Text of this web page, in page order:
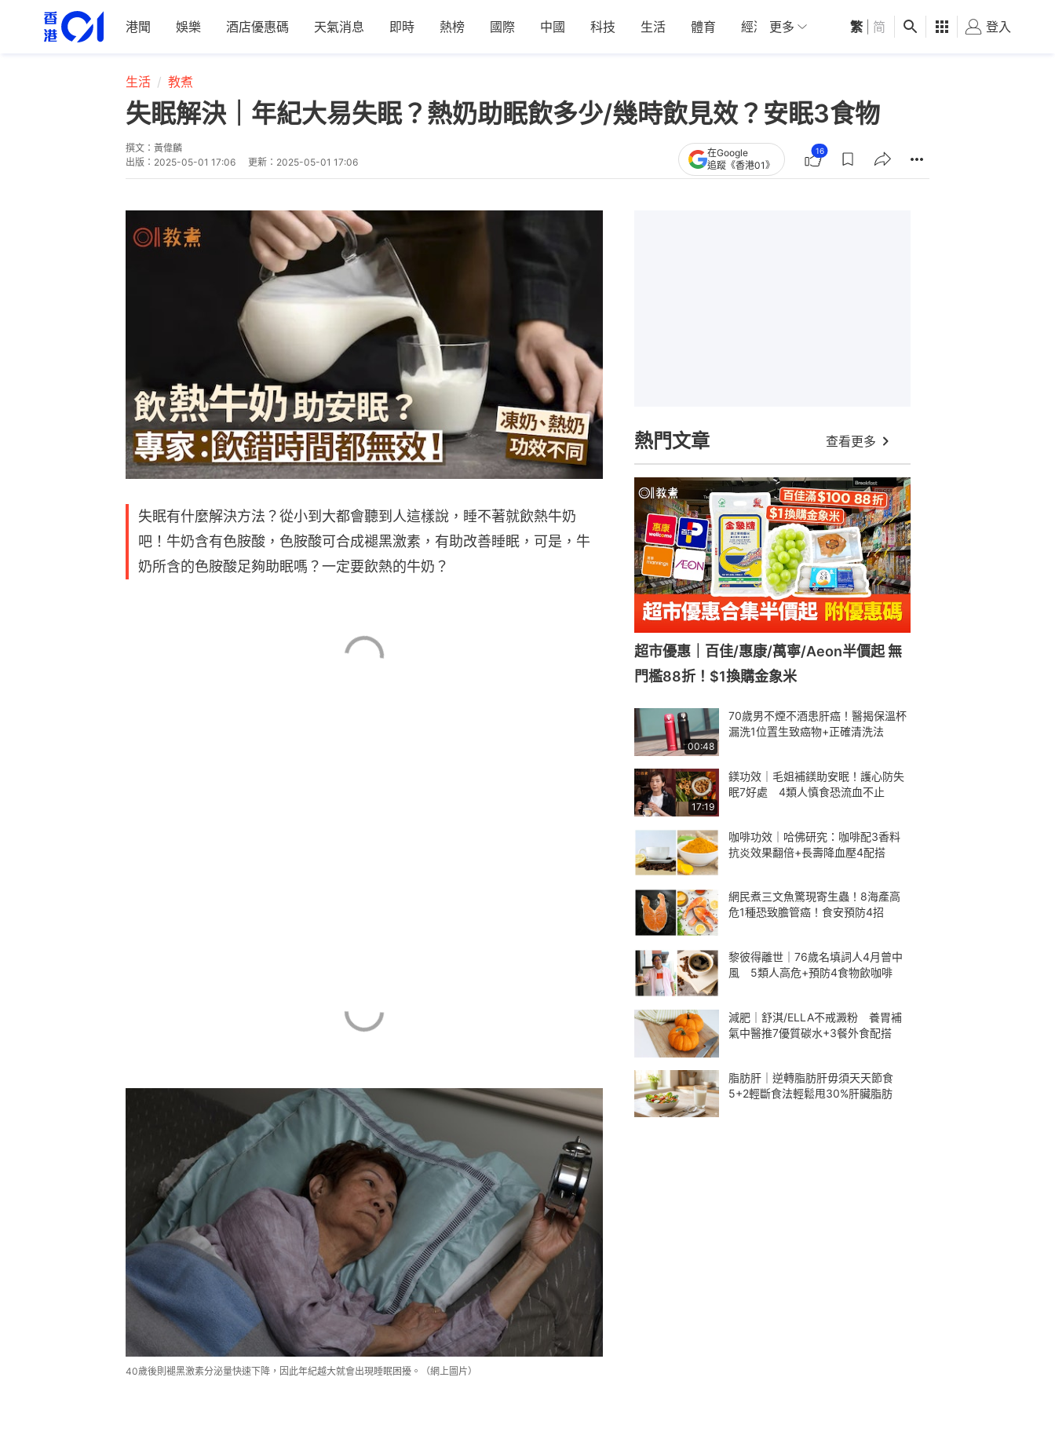
港聞 娛樂 酒店優惠碼 天氣消息 即時 熱榜 國際 中國 科技 生活 體育 經濟 01深圳 觀點 健康 好食玩飛
更多 繁 简 登入
生活 教煮
失眠解決｜年紀大易失眠？熱奶助眠飲多少/幾時飲見效？安眠3食物
撰文： 黃偉麟
出版： 2025-05-01 17:06 更新： 2025-05-01 17:06
在Google
追蹤《香港01》
16
失眠有什麼解決方法？從小到大都會聽到人這樣說，睡不著就飲熱牛奶
吧！牛奶含有色胺酸，色胺酸可合成褪黑激素，有助改善睡眠，可是，牛
奶所含的色胺酸足夠助眠嗎？一定要飲熱的牛奶？
40歲後則褪黑激素分泌量快速下降，因此年紀越大就會出現睡眠困擾。（網上圖片）
熱門文章 查看更多
超市優惠｜百佳/惠康/萬寧/Aeon半價起 無
門檻88折！$1換購金象米
00:48
70歲男不煙不酒患肝癌！醫揭保溫杯
漏洗1位置生致癌物+正確清洗法
17:19
鎂功效｜毛姐補鎂助安眠！護心防失
眠7好處 4類人慎食恐流血不止
咖啡功效｜哈佛研究：咖啡配3香料
抗炎效果翻倍+長壽降血壓4配搭
網民煮三文魚驚現寄生蟲！8海產高
危1種恐致膽管癌！食安預防4招
黎彼得離世｜76歲名填詞人4月曾中
風 5類人高危+預防4食物飲咖啡
減肥｜舒淇/ELLA不戒澱粉 養胃補
氣中醫推7優質碳水+3餐外食配搭
脂肪肝｜逆轉脂肪肝毋須天天節食
5+2輕斷食法輕鬆甩30%肝臟脂肪